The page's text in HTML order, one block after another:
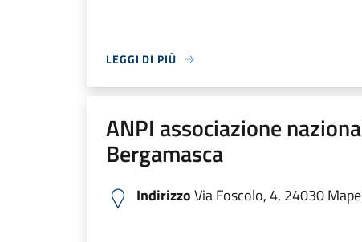
LEGGI DI PIÙ
ANPI associazione
Bergamasca
IndirizzoVia Foscolo, 4, 24030